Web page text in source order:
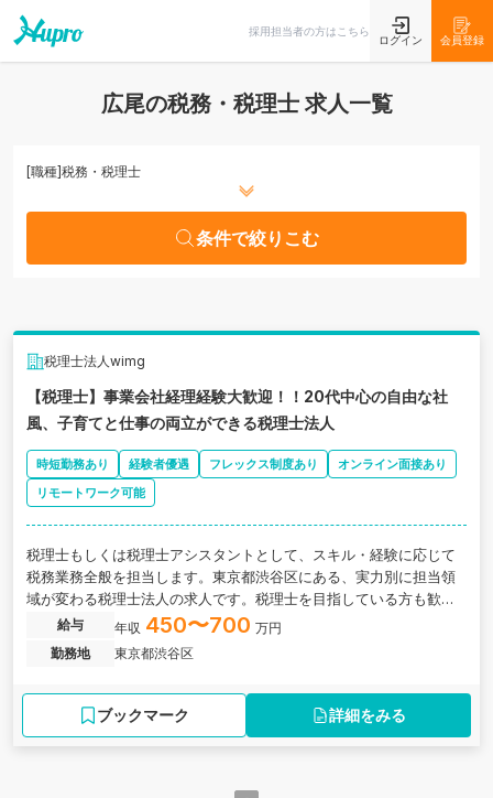
採用担当者の方はこちら
ログイン 会員登録
広尾の税務・税理士 求人一覧
[職種]税務・税理士
条件で絞りこむ
税理士法人wimg
【税理士】事業会社経理経験大歓迎！！20代中心の自由な社
風、子育てと仕事の両立ができる税理士法人
時短勤務あり 経験者優遇 フレックス制度あり
オンライン面接あり
リモートワーク可能
税理士もしくは税理士アシスタントとして、スキル・経験に応じて
税務業務全般を担当します。東京都渋谷区にある、実力別に担当領
域が変わる税理士法人の求人です。税理士を目指している方も歓迎
です。給与 年収 450〜700 万円
勤務地
東京都渋谷区
ブックマーク 詳細をみる